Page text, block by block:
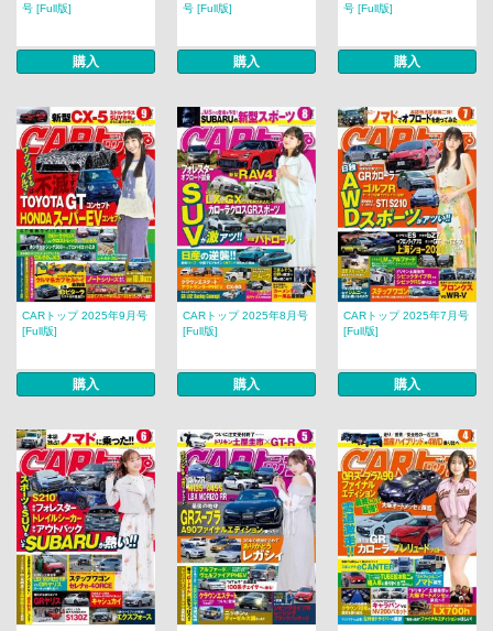
号 [Full版]
購入
号 [Full版]
購入
号 [Full版]
購入
CARトップ 2025年9月号
[Full版]
購入
CARトップ 2025年8月号
[Full版]
購入
CARトップ 2025年7月号
[Full版]
購入